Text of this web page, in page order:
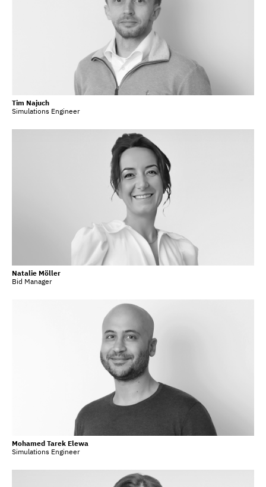
Tim Najuch
Simulations Engineer
Natalie Möller
Bid Manager
Mohamed Tarek Elewa
Simulations Engineer